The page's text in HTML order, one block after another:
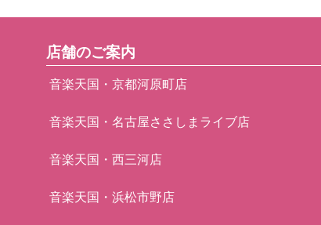
店舗のご案内
音楽天国・京都河原町店
音楽天国・名古屋ささしまライブ店
音楽天国・西三河店
音楽天国・浜松市野店